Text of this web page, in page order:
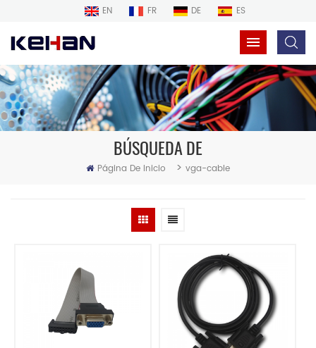
EN FR DE ES
BÚSQUEDA DE
Página De Inicio > vga-cable